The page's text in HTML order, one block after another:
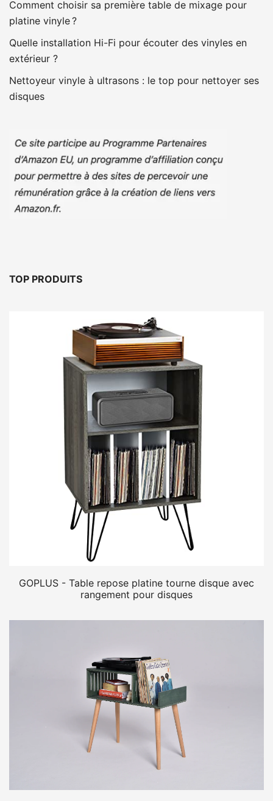
Comment choisir sa première table de mixage pour
platine vinyle ?
Quelle installation Hi-Fi pour écouter des vinyles en
extérieur ?
Nettoyeur vinyle à ultrasons : le top pour nettoyer ses
disques
TOP PRODUITS
GOPLUS - Table repose platine tourne disque avec
rangement pour disques